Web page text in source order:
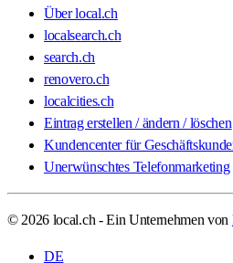
Über local.ch
localsearch.ch
search.ch
renovero.ch
localcities.ch
Eintrag erstellen / ändern / löschen
Kundencenter für
Unerwünschtes Telefonmarketing
© 2026 local.ch - Ein Unternehmen von
DE